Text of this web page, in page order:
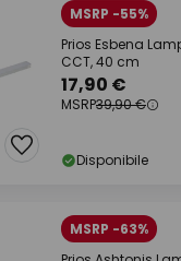
MSRP -55%
Prios Esbena
CCT, 40 cm
17,90 €
MSRP39,90 €
Disponibile
MSRP -63%